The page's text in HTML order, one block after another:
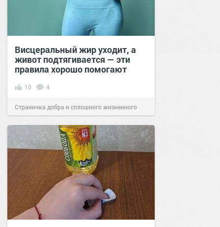
Висцеральный жир уходит, а
живот подтягивается — эти
правила хорошо помогают
10 4
Страничка добра и сплошного жизненного
позитива!07:2517 сен 2024